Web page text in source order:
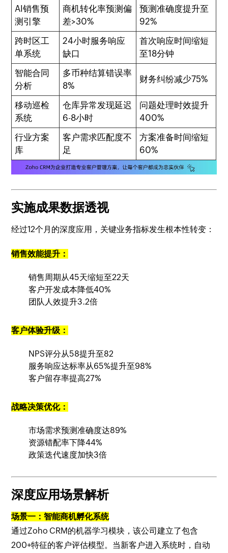
AI销售预
测引擎
商机转化率预测偏
差>30%
预测准确度提升至
92%
跨时区工
单系统
24小时服务响应
缺口
首次响应时间缩短
至18分钟
智能合同
分析
多币种结算错误率
8%
财务纠纷减少75%
移动巡检
系统
仓库异常发现延迟
6-8小时
问题处理时效提升
400%
行业方案
库
客户需求匹配度不
足
方案准备时间缩短
60%
实施成果数据透视
经过12个月的深度应用，关键业务指标发生根本性转变：
销售效能提升：
销售周期从45天缩短至22天
客户开发成本降低40%
团队人效提升3.2倍
客户体验升级：
NPS评分从58提升至82
服务响应达标率从65%提升至98%
客户留存率提高27%
战略决策优化：
市场需求预测准确度达89%
资源错配率下降44%
政策迭代速度加快3倍
深度应用场景解析
场景一：智能商机孵化系统
通过Zoho CRM的机器学习模块，该公司建立了包含
200+特征的客户评估模型。当新客户进入系统时，自动